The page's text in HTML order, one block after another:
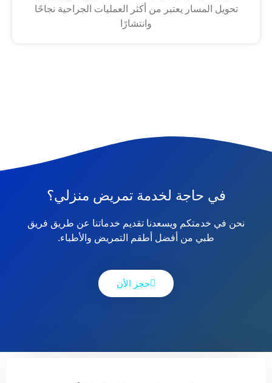
تحويل المسار يعتبر من أكثر العمليات الجراحية نجاحًا
وانتشارًا
في حاجة لخدمة تمريض منزلي؟
نحن في خدمتكم ويسعدنا تقديم خدماتنا عن طريق فريق
طبي من أفضل أطقم التمريض والأطباء.
حجز الأن